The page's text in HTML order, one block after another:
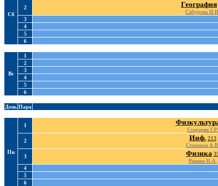
Сб
2
География
Сабурова
3
4
5
6
Вс
1
2
3
4
5
6
День Пара
Пн
1
Старцева Г.Р.
2
Инф. 213
Степанов
3
Физика
Ракина Н.А.
4
5
6